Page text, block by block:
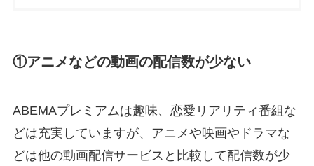
①アニメなどの動画の配信数が少ない
ABEMAプレミアムは趣味、恋愛リアリティ番組な
どは充実していますが、アニメや映画やドラマな
どは他の動画配信サービスと比較して配信数が少